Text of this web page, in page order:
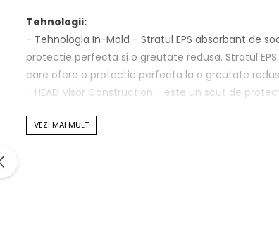
Tehnologii:
- Tehnologia In-Mold - Stratul EPS absorbant de
protectie perfecta si o greutate redusa. Stratul
care ofera o protectie perfecta la o greutate
- HEAD Visor Construction - este un scut de
-Adjustable Ventilation - Deschiderea
VEZI MAI MULT